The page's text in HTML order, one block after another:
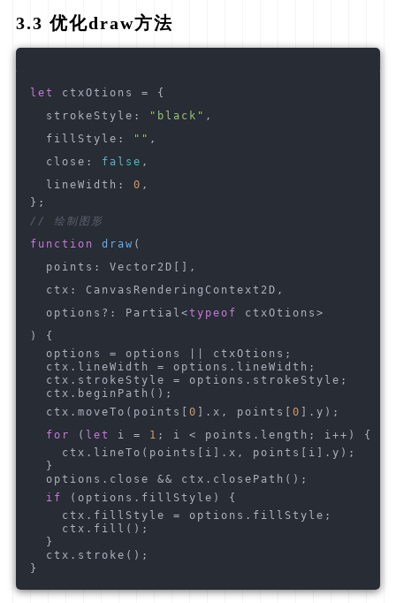
3.3 优化draw方法
let
ctxOtions = {
strokeStyle:
"black" ,
fillStyle:
"" ,
close: false ,
lineWidth: 0 ,
};
// 绘制图形
function
draw (
points: Vector2D[],
ctx: CanvasRenderingContext2D,
options?: Partial<typeof
ctxOtions>
) {
options = options || ctxOtions;
ctx.lineWidth = options.lineWidth;
ctx.strokeStyle = options.strokeStyle;
ctx.beginPath();
ctx.moveTo(points[ 0 ].x, points[ 0
].y);
for
( let i = 1 ; i < points.length; i++) {
ctx.lineTo(points[i].x, points[i].y);
}
options.close && ctx.closePath();
if
(options.fillStyle) {
ctx.fillStyle = options.fillStyle;
ctx.fill();
}
ctx.stroke();
}